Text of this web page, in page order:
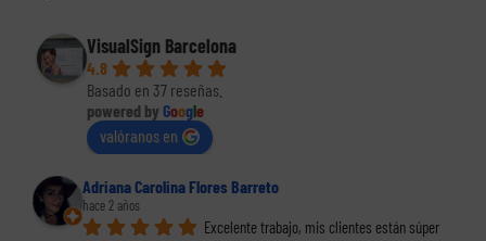
VisualSign Barcelona
4.8
Basado en 37 reseñas.
powered by Google
valóranos en
Adriana Carolina Flores Barreto
hace 2 años
Excelente trabajo, mis clientes están súper